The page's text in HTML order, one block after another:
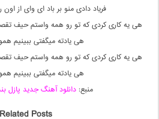
فریاد دادی منو بر باد ای وای از
هی یه کاری کردی که تو رو همه واستم حیف
هی یادته میگفتی ببینیم
هی یه کاری کردی که تو رو همه واستم حیف
هی یادته میگفتی ببینیم
منبع: دانلود آهنگ جدید پازل
Related Posts: